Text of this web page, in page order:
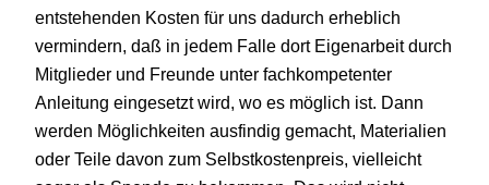
entstehenden Kosten für uns dadurch erheblich
vermindern, daß in jedem Falle dort Eigenarbeit durch
Mitglieder und Freunde unter fachkompetenter
Anleitung eingesetzt wird, wo es möglich ist. Dann
werden Möglichkeiten ausfindig gemacht, Materialien
oder Teile davon zum Selbstkostenpreis, vielleicht